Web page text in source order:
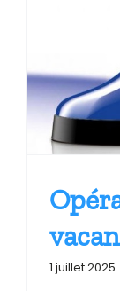
1 juillet 2025